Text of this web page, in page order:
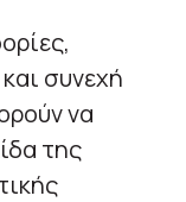
συνεχή
να
της